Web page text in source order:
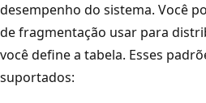
desempenho do sistema. Você
de fragmentação usar para
você define a tabela. Esses
suportados: